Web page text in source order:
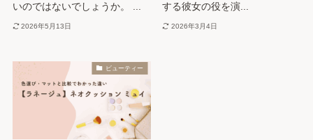
いのではないでしょうか。 ...
2026年5月13日
する彼女の役を演...
2026年3月4日
ビューティー